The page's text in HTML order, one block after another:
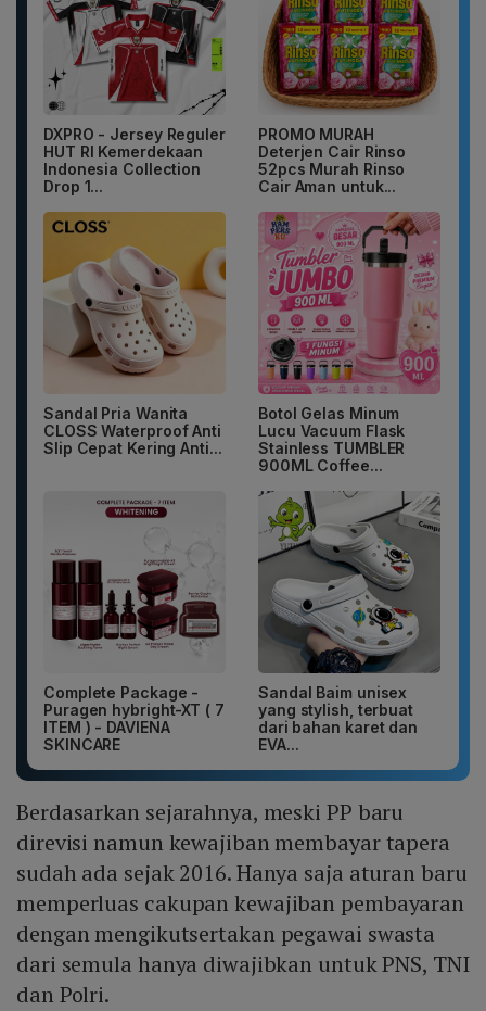
DXPRO - Jersey Reguler
HUT RI Kemerdekaan
Indonesia Collection
Drop 1...
PROMO MURAH
Deterjen Cair Rinso
52pcs Murah Rinso
Cair Aman untuk...
Sandal Pria Wanita
CLOSS Waterproof Anti
Slip Cepat Kering Anti...
Botol Gelas Minum
Lucu Vacuum Flask
Stainless TUMBLER
900ML Coffee...
Complete Package -
Puragen hybright-XT ( 7
ITEM ) - DAVIENA
SKINCARE
Sandal Baim unisex
yang stylish, terbuat
dari bahan karet dan
EVA...
Berdasarkan sejarahnya, meski PP baru
direvisi namun kewajiban membayar tapera
sudah ada sejak 2016. Hanya saja aturan baru
memperluas cakupan kewajiban pembayaran
dengan mengikutsertakan pegawai swasta
dari semula hanya diwajibkan untuk PNS, TNI
dan Polri.